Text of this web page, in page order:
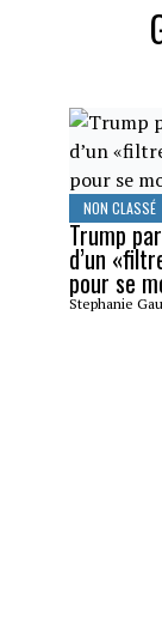
NON CLASSÉ
Trump
d’un
pour se
Stephanie